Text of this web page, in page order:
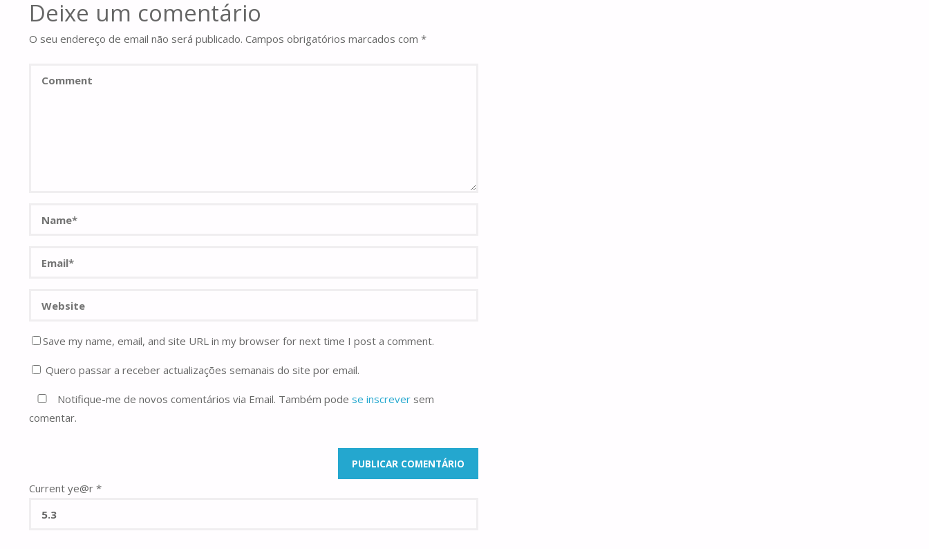
Deixe um comentário
O seu endereço de email não será publicado. Campos obrigatórios marcados com *
Save my name, email, and site URL in my browser for next time I post a comment.
Quero passar a receber actualizações semanais do site por email.
Notifique-me de novos comentários via Email. Também pode se inscrever sem
comentar.
Current ye@r *